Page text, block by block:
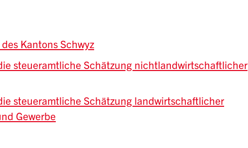
Kantons Schwyz
steueramtliche Schätzung nichtlandwirtschaftlicher
steueramtliche Schätzung landwirtschaftlicher
Gewerbe